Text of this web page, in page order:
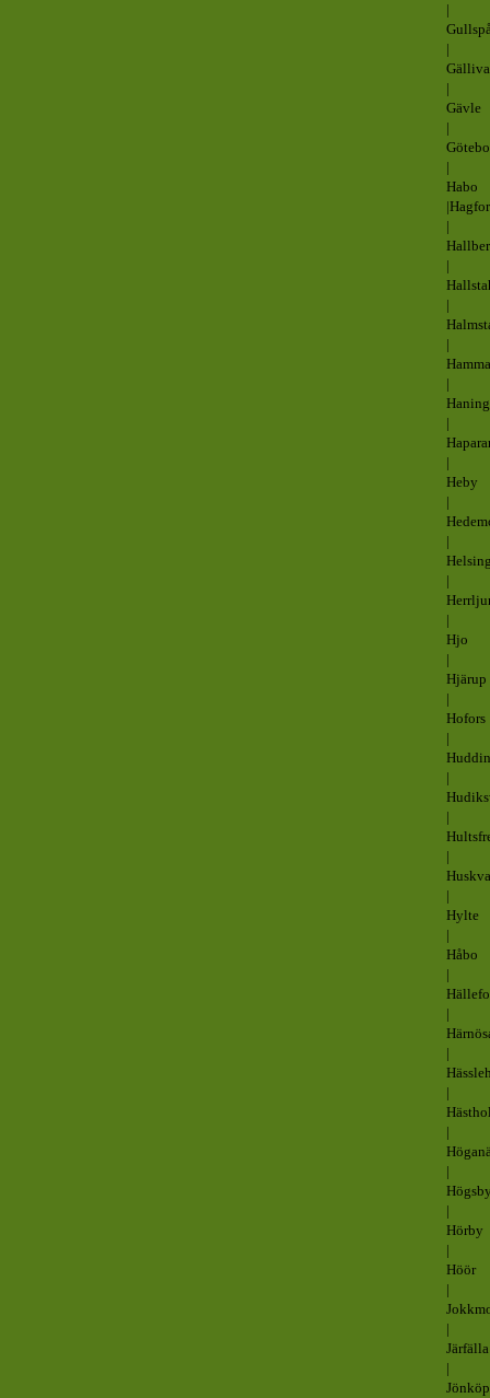
|
|
|
Gävle
|
|
Habo
|
|
|
|
|
|
|
Heby
|
|
|
|
Hjo
|
Hjärup
|
Hofors
|
|
|
|
|
Hylte
|
Håbo
|
|
|
|
|
|
|
Hörby
|
Höör
|
|
Järfälla
|